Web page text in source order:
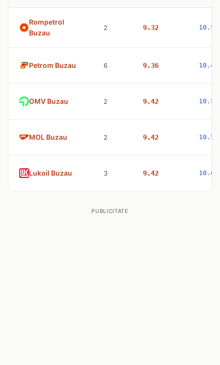
Rompetrol
Buzau
2 9.32 10.53
Petrom Buzau 6 9.36 10.47
OMV Buzau 2 9.42 10.53
MOL Buzau 2 9.42 10.53
Lukoil Buzau 3 9.42 10.63
PUBLICITATE